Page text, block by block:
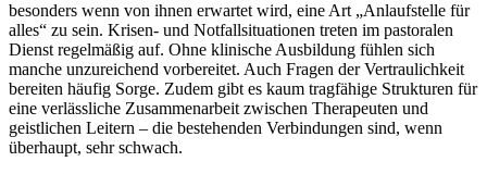
besonders wenn von ihnen erwartet wird, eine Art „Anlaufstelle für
alles“ zu sein. Krisen- und Notfallsituationen treten im pastoralen
Dienst regelmäßig auf. Ohne klinische Ausbildung fühlen sich
manche unzureichend vorbereitet. Auch Fragen der Vertraulichkeit
bereiten häufig Sorge. Zudem gibt es kaum tragfähige Strukturen für
eine verlässliche Zusammenarbeit zwischen Therapeuten und
geistlichen Leitern – die bestehenden Verbindungen sind, wenn
überhaupt, sehr schwach.